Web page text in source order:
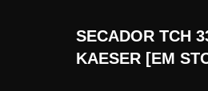
SECADOR TCH
KAESER [EM